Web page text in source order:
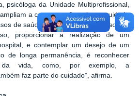
psicóloga da Unidade Multiprofissional,
a compreensão sobre o cuidado
de saúde vão além dos processos de
proporcionar a realização de um
e contemplar um desejo de um
de longa permanência, é reconhecer
da vida, como, por exemplo, a
faz parte do cuidado”, afirma.